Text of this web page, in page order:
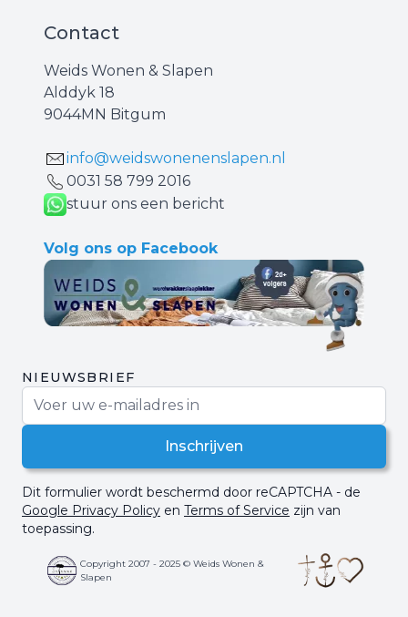
Contact
Weids Wonen & Slapen
Alddyk 18
9044MN Bitgum
info@weidswonenenslapen.nl
0031 ‪58 799 2016‬
stuur ons een bericht
Volg ons op Facebook
NIEUWSBRIEF
Inschrijven
Dit formulier wordt beschermd door reCAPTCHA - de
Google Privacy Policy en Terms of Service zijn van
toepassing.
Copyright 2007 - 2025 © Weids Wonen &
Slapen